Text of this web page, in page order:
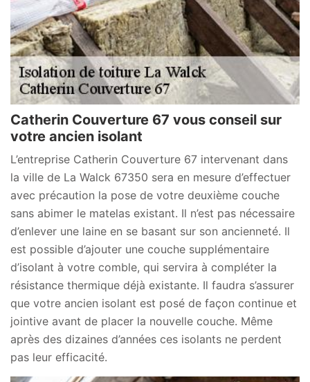
Catherin Couverture 67 vous conseil sur
votre ancien isolant
L’entreprise Catherin Couverture 67 intervenant dans
la ville de La Walck 67350 sera en mesure d’effectuer
avec précaution la pose de votre deuxième couche
sans abimer le matelas existant. Il n’est pas nécessaire
d’enlever une laine en se basant sur son ancienneté. Il
est possible d’ajouter une couche supplémentaire
d’isolant à votre comble, qui servira à compléter la
résistance thermique déjà existante. Il faudra s’assurer
que votre ancien isolant est posé de façon continue et
jointive avant de placer la nouvelle couche. Même
après des dizaines d’années ces isolants ne perdent
pas leur efficacité.